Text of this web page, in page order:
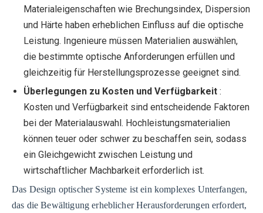
Materialeigenschaften wie Brechungsindex, Dispersion
und Härte haben erheblichen Einfluss auf die optische
Leistung. Ingenieure müssen Materialien auswählen,
die bestimmte optische Anforderungen erfüllen und
gleichzeitig für Herstellungsprozesse geeignet sind.
Überlegungen zu Kosten und Verfügbarkeit :
Kosten und Verfügbarkeit sind entscheidende Faktoren
bei der Materialauswahl. Hochleistungsmaterialien
können teuer oder schwer zu beschaffen sein, sodass
ein Gleichgewicht zwischen Leistung und
wirtschaftlicher Machbarkeit erforderlich ist.
Das Design optischer Systeme ist ein komplexes Unterfangen,
das die Bewältigung erheblicher Herausforderungen erfordert,